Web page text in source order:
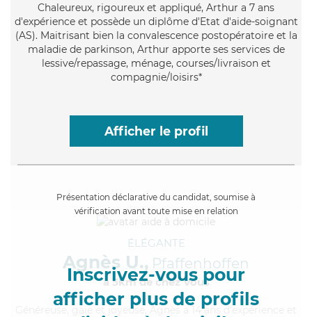
Chaleureux, rigoureux et appliqué, Arthur a 7 ans
d'expérience et possède un diplôme d'Etat d'aide-soignant
(AS). Maitrisant bien la convalescence postopératoire et la
maladie de parkinson, Arthur apporte ses services de
lessive/repassage, ménage, courses/livraison et
compagnie/loisirs*
Afficher le profil
Présentation déclarative du candidat, soumise à
vérification avant toute mise en relation
Inscrivez-vous pour
afficher plus de profils
ÉLÉGANTE
Agnès U., Pfaffenhoffen
à 5km de chez Vous
, gaie et joyeuse, Agnès a 14 ans d'expérience et